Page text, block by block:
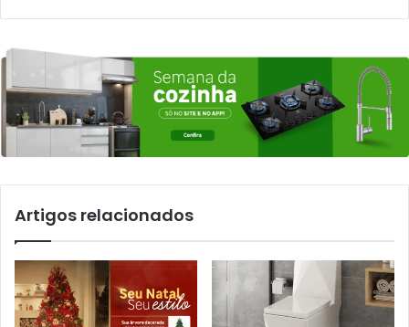
Artigos relacionados